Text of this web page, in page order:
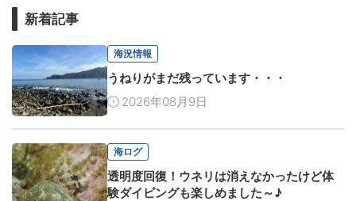
新着記事
海況情報
うねりがまだ残っています・・・
2026年08月9日
海ログ
透明度回復！ウネリは消えなかったけど体
験ダイビングも楽しめました～♪